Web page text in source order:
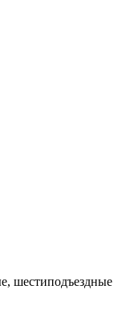
шестиподъездные